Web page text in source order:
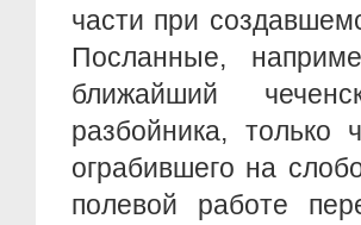
части при
Посланные,
ближайший
разбойника, только
ограбившего на
полевой работе